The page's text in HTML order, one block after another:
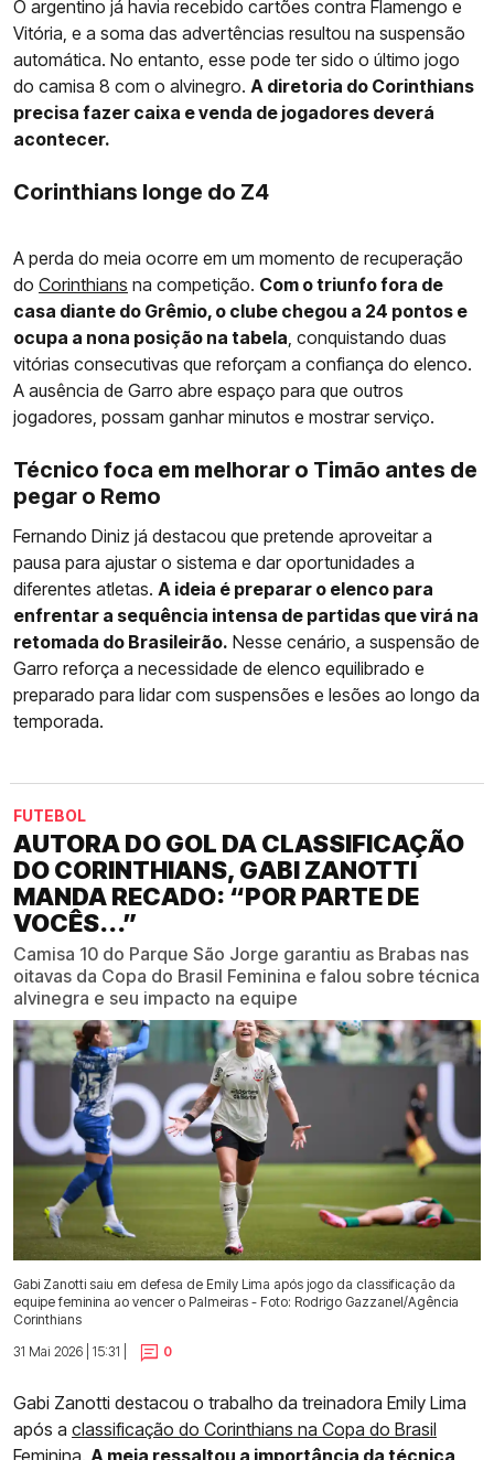
O argentino já havia recebido cartões contra Flamengo e
Vitória, e a soma das advertências resultou na suspensão
automática. No entanto, esse pode ter sido o último jogo
do camisa 8 com o alvinegro. A diretoria do Corinthians
precisa fazer caixa e venda de jogadores deverá
acontecer.
Corinthians longe do Z4
A perda do meia ocorre em um momento de recuperação
do Corinthians na competição. Com o triunfo fora de
casa diante do Grêmio, o clube chegou a 24 pontos e
ocupa a nona posição na tabela , conquistando duas
vitórias consecutivas que reforçam a confiança do elenco.
A ausência de Garro abre espaço para que outros
jogadores, possam ganhar minutos e mostrar serviço.
Técnico foca em melhorar o Timão antes de
pegar o Remo
Fernando Diniz já destacou que pretende aproveitar a
pausa para ajustar o sistema e dar oportunidades a
diferentes atletas. A ideia é preparar o elenco para
enfrentar a sequência intensa de partidas que virá na
retomada do Brasileirão. Nesse cenário, a suspensão de
Garro reforça a necessidade de elenco equilibrado e
preparado para lidar com suspensões e lesões ao longo da
temporada.
FUTEBOL
AUTORA DO GOL DA CLASSIFICAÇÃO
DO CORINTHIANS, GABI ZANOTTI
MANDA RECADO: “POR PARTE DE
VOCÊS...”
Camisa 10 do Parque São Jorge garantiu as Brabas nas
oitavas da Copa do Brasil Feminina e falou sobre técnica
alvinegra e seu impacto na equipe
Gabi Zanotti saiu em defesa de Emily Lima após jogo da classificação da
equipe feminina ao vencer o Palmeiras - Foto: Rodrigo Gazzanel/Agência
Corinthians
31 Mai 2026 | 15:31 |
0
Gabi Zanotti destacou o trabalho da treinadora Emily Lima
após a classificação do Corinthians na Copa do Brasil
Feminina. A meia ressaltou a importância da técnica